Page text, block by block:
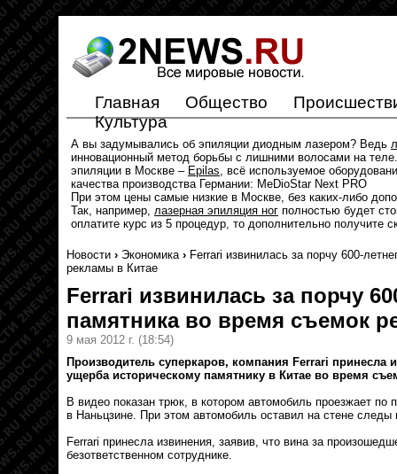
Главная Общество
Культура
А вы задумывались об эпиляции диодным лазером? Ведь
инновационный метод борьбы с лишними волосами на
эпиляции в Москве – Epilas, всё используемое
качества производства Германии: MeDioStar Next PRO
При этом цены самые низкие в Москве, без каких-либо
Так, например, лазерная эпиляция ног полностью будет
оплатите курс из 5 процедур, то дополнительно получите
Новости › Экономика › Ferrari извинилась за порчу 600-
рекламы в Китае
Ferrari извинилась за порчу
памятника во время съемок
9 мая 2012 г. (18:54)
Производитель суперкаров, компания Ferrari принесла
ущерба историческому памятнику в Китае во время
В видео показан трюк, в котором автомобиль проезжает по
в Наньцзине. При этом автомобиль оставил на стене следы
Ferrari принесла извинения, заявив, что вина за
безответственном сотруднике.